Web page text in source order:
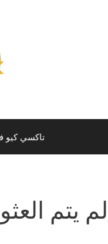
تاكسي كيو
لم يتم